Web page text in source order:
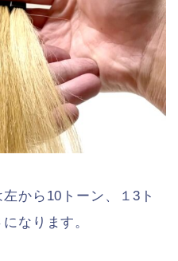
から10トーン、１3ト
なります。